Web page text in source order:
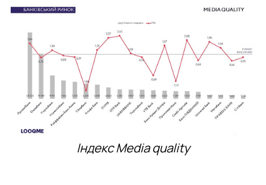
Індекс Media quality